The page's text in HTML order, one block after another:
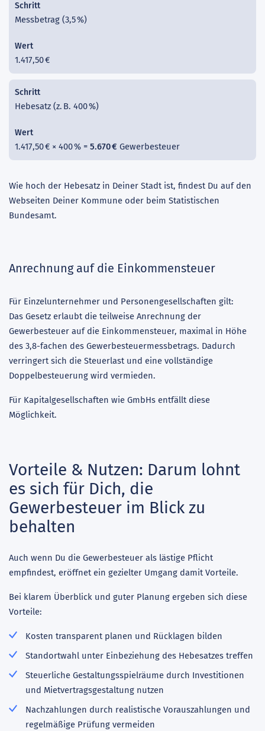
Messbetrag (3,5 %)
1.417,50 €
Hebesatz (z. B. 400 %)
1.417,50 € × 400 % = 5.670 € Gewerbesteuer
Wie hoch der Hebesatz in Deiner Stadt ist, findest Du auf den
Webseiten Deiner Kommune oder beim Statistischen
Bundesamt.
Anrechnung auf die Einkommensteuer
Für Einzelunternehmer und Personengesellschaften gilt:
Das Gesetz erlaubt die teilweise Anrechnung der
Gewerbesteuer auf die Einkommensteuer, maximal in Höhe
des 3,8-fachen des Gewerbesteuermessbetrags. Dadurch
verringert sich die Steuerlast und eine vollständige
Doppelbesteuerung wird vermieden.
Für Kapitalgesellschaften wie GmbHs entfällt diese
Möglichkeit.
Vorteile & Nutzen: Darum lohnt
es sich für Dich, die
Gewerbesteuer im Blick zu
behalten
Auch wenn Du die Gewerbesteuer als lästige Pflicht
empfindest, eröffnet ein gezielter Umgang damit Vorteile.
Bei klarem Überblick und guter Planung ergeben sich diese
Vorteile:
Kosten transparent planen und Rücklagen bilden
Standortwahl unter Einbeziehung des Hebesatzes treffen
Steuerliche Gestaltungsspielräume durch Investitionen
und Mietvertragsgestaltung nutzen
Nachzahlungen durch realistische Vorauszahlungen und
regelmäßige Prüfung vermeiden